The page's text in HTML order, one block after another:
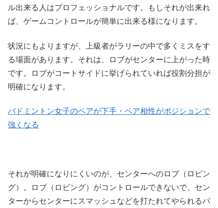
ル出来る人はプロフェッショナルです。もしそれが出来れ
ば、ゲームコントロールが簡単に出来る様になります。
状況にもよりますが、上級者がラリーの中で多くミスをす
る場面があります。それは、ロブがセンターに上がった時
です。ロブがコートサイドに挙げられていれば役割分担が
明確になります。
バドミントン女子のペアが下手・ペア相性がポジションで
強くなる
それが明確になりにくいのが、センターへのロブ（ロビン
グ）。ロブ（ロビング）がコントロールできないで、セン
ターからセンターにスマッシュなどを打たれてやられるパ